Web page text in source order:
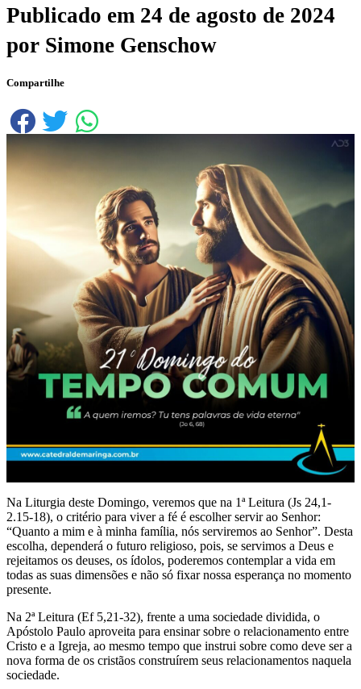
Publicado em 24 de agosto de 2024
por Simone Genschow
Compartilhe
Na Liturgia deste Domingo, veremos que na 1ª Leitura (Js 24,1-
2.15-18), o critério para viver a fé é escolher servir ao Senhor:
“Quanto a mim e à minha família, nós serviremos ao Senhor”. Desta
escolha, dependerá o futuro religioso, pois, se servimos a Deus e
rejeitamos os deuses, os ídolos, poderemos contemplar a vida em
todas as suas dimensões e não só fixar nossa esperança no momento
presente.
Na 2ª Leitura (Ef 5,21-32), frente a uma sociedade dividida, o
Apóstolo Paulo aproveita para ensinar sobre o relacionamento entre
Cristo e a Igreja, ao mesmo tempo que instrui sobre como deve ser a
nova forma de os cristãos construírem seus relacionamentos naquela
sociedade.